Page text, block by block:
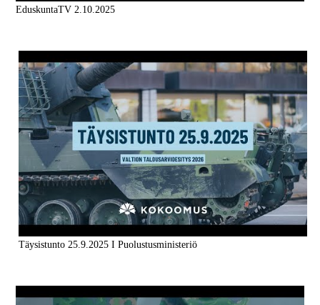
EduskuntaTV 2.10.2025
Täysistunto 25.9.2025 I Puolustusministeriö